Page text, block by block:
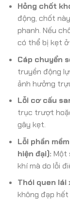
Hỏng chốt
động, chốt
phanh. Nếu
có thể bị kẹt ở
Cáp chuyển
truyền động
ảnh hưởng
Lỗi cơ cấu
trục trượt
gây kẹt.
Lỗi phần
hiện đại): Một
khí mà do lỗi
Thói quen lái
không đạp